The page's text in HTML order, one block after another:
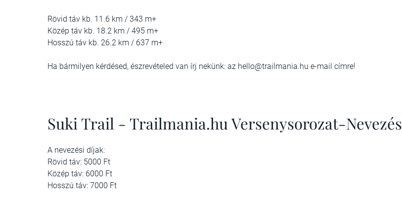
Rövid táv kb. 11.6 km / 343 m+
Közép táv kb. 18.2 km / 495 m+
Hosszú táv kb. 26.2 km / 637 m+
Ha bármilyen kérdésed, észrevételed van írj nekünk: az hello@trailmania.hu e-mail címre!
Suki Trail - Trailmania.hu Versenysorozat-Nevezés
A nevezési díjak:
Rövid táv: 5000 Ft
Közép táv: 6000 Ft
Hosszú táv: 7000 Ft